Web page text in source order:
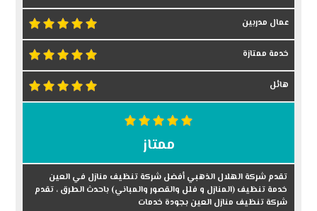
عمال مدربين
خدمة ممتازة
هائل
ممتاز
تقدم شركة الهلال الذهبي أفضل شركة تنظيف منازل في العين
خدمة تنظيف (المنازل و فلل والقصور والمباني) باحدث الطرق ، تقدم
شركة تنظيف منازل العين بجودة خدمات